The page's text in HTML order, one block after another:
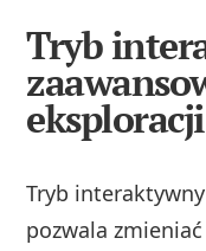
Tryb
eksploracji
Tryb
pozwala